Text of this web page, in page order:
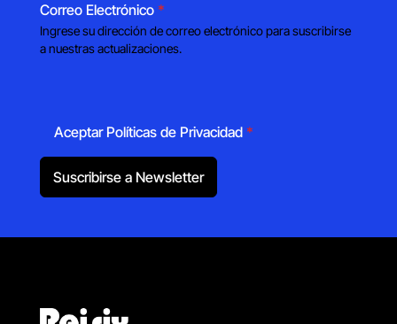
Correo Electrónico *
Ingrese su dirección de correo electrónico para suscribirse
a nuestras actualizaciones.
Aceptar Políticas de Privacidad *
Suscribirse a Newsletter